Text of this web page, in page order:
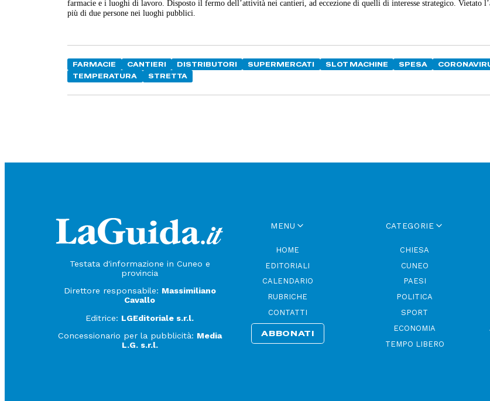
farmacie e i luoghi di lavoro. Disposto il fermo dell’attività nei cantieri, ad eccezione di quelli di interesse strategico. Vietato
più di due persone nei luoghi pubblici.
FARMACIE CANTIERI DISTRIBUTORI SUPERMERCATI SLOT MACHINE SPESA
TEMPERATURA
STRETTA
Testata d'informazione in Cuneo e
provincia
Direttore responsabile: Massimiliano
Cavallo
Editrice: LGEditoriale s.r.l.
Concessionario per la pubblicità: Media
L.G. s.r.l.
MENU
HOME
EDITORIALI
CALENDARIO
RUBRICHE
CONTATTI
ABBONATI
CATEGORIE
CHIESA
CUNEO
PAESI
POLITICA
SPORT
ECONOMIA
TEMPO LIBERO